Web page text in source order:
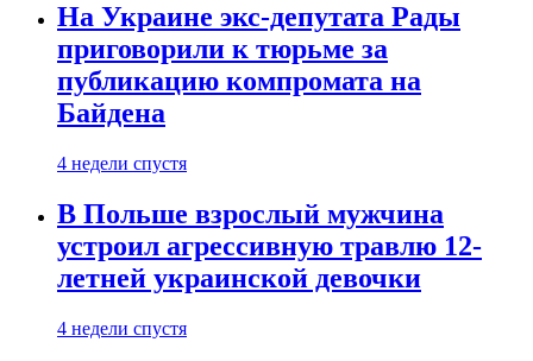
На Украине экс-депутата Рады
приговорили к тюрьме за
публикацию компромата на
Байдена
4 недели спустя
В Польше взрослый мужчина
устроил агрессивную травлю 12-
летней украинской девочки
4 недели спустя